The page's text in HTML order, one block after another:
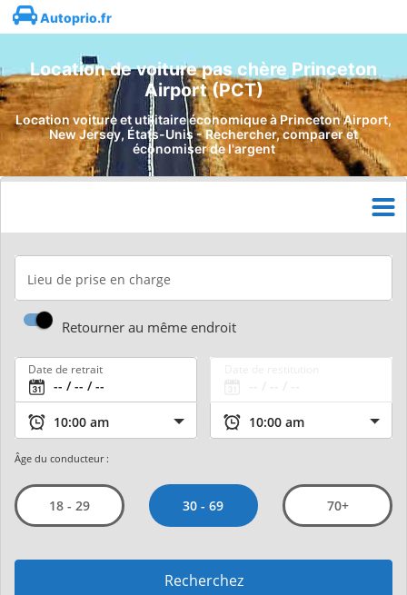
Autoprio.fr
Location de voiture pas chère Princeton
Airport (PCT)
Location voiture et utilitaire économique à Princeton Airport,
New Jersey, États-Unis - Rechercher, comparer et
économiser de l'argent
Lieu de prise en charge
Retourner au même endroit
Date de retrait
Âge du conducteur :
18 - 29 30 - 69 70+
Recherchez